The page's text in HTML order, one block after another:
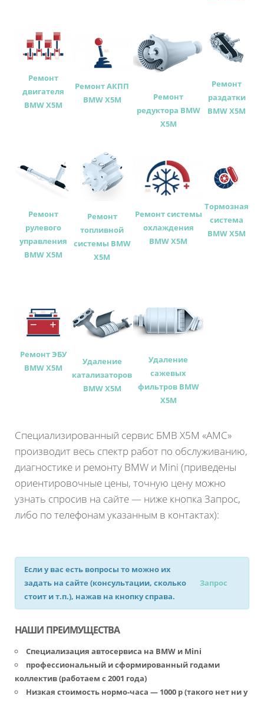
Ремонт
двигателя
BMW X5M
Ремонт АКПП
BMW X5M
Ремонт
редуктора BMW
X5M
Ремонт
раздатки
BMW X5M
Ремонт
рулевого
управления
BMW X5M
Ремонт
топливной
системы BMW
X5M
Ремонт системы
охлаждения
BMW X5M
Тормозная
система
BMW X5M
Ремонт ЭБУ
BMW X5M
Удаление
катализаторов
BMW X5M
Удаление
сажевых
фильтров BMW
X5M
Специализированный сервис БМВ Х5М «АМС»
производит весь спектр работ по обслуживанию,
диагностике и ремонту BMW и Mini (приведены
ориентировочные цены, точную цену можно
узнать спросив на сайте — ниже кнопка Запрос,
либо по телефонам указанным в контактах):
Если у вас есть вопросы то можно их
задать на сайте (консультации, сколько
стоит и т.п.), нажав на кнопку справа.
Запрос
НАШИ ПРЕИМУЩЕСТВА
Специализация автосервиса на BMW и Mini
профессиональный и сформированный годами
коллектив (работаем с 2001 года)
Низкая стоимость нормо-часа — 1000 р (такого нет ни у